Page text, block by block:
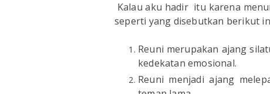
Kalau aku hadir itu karena
seperti yang disebutkan berikut
Reuni merupakan ajang
kedekatan emosional.
Reuni menjadi ajang